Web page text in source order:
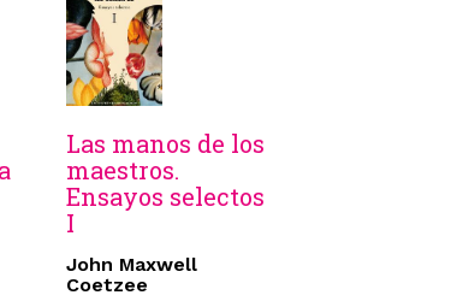
Las manos de los
maestros.
Ensayos selectos
I
John Maxwell
Coetzee